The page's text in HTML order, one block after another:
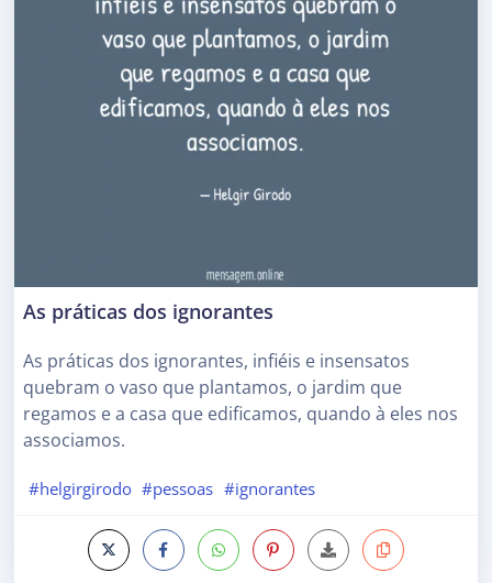
As práticas dos ignorantes
As práticas dos ignorantes, infiéis e insensatos
quebram o vaso que plantamos, o jardim que
regamos e a casa que edificamos, quando à eles nos
associamos.
#helgirgirodo #pessoas #ignorantes